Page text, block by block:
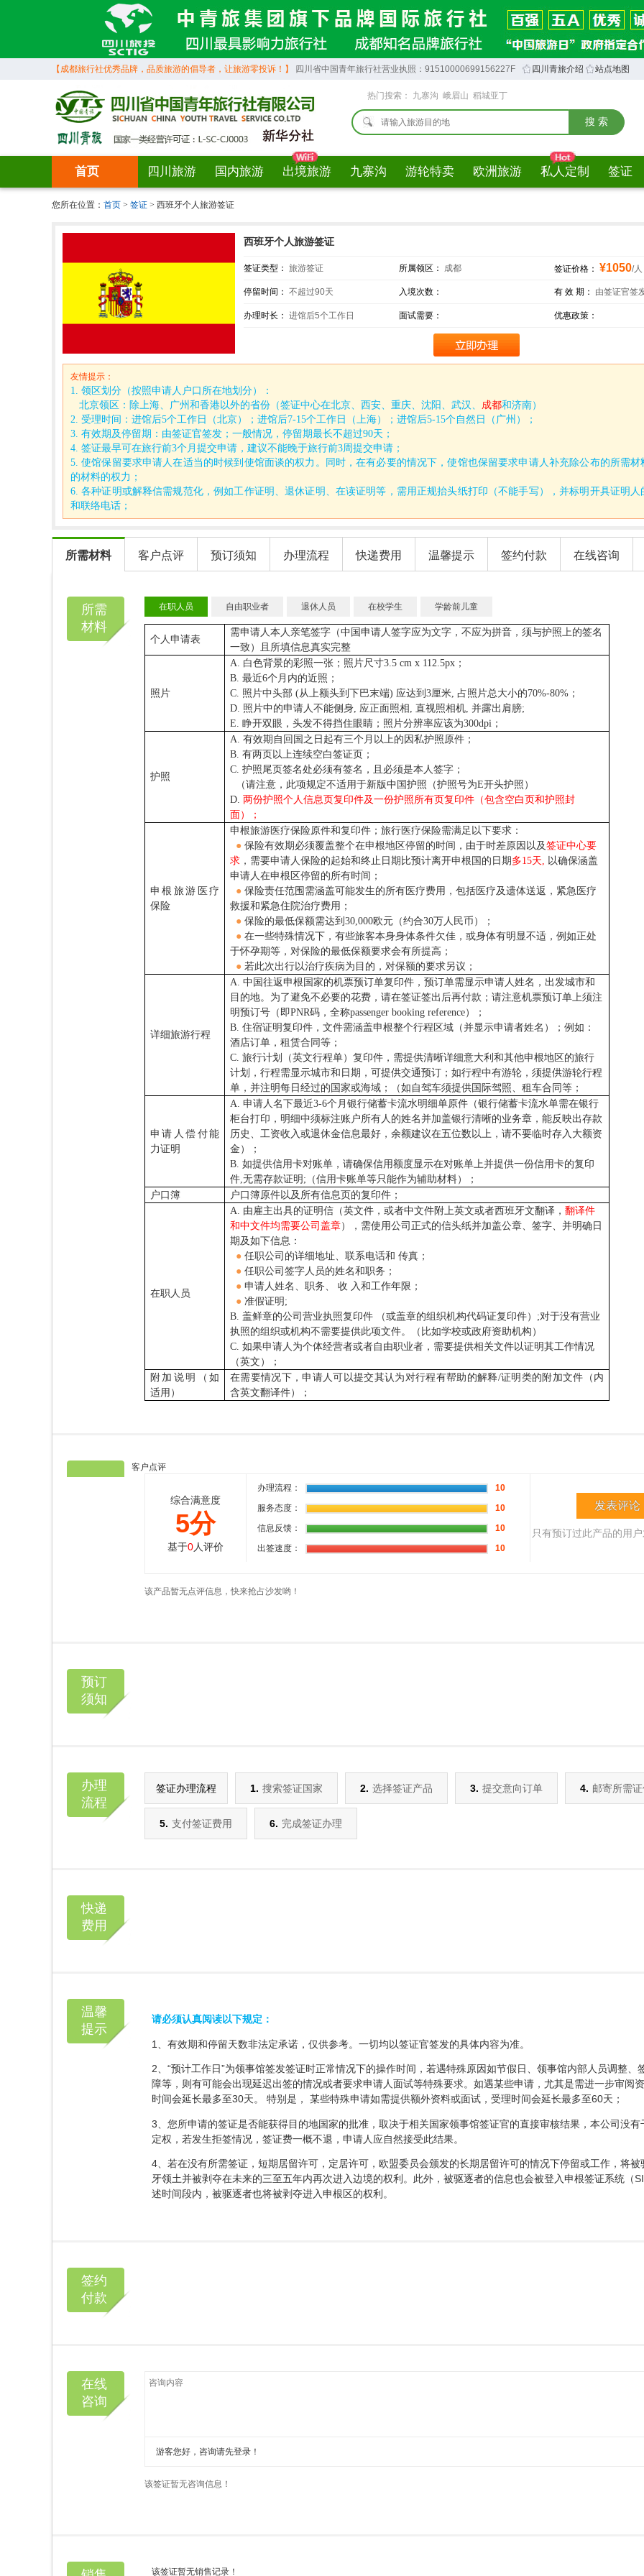
【成都旅行社优秀品牌，品质旅游的倡导者，让旅游零投诉！】 四川省中国青年旅行社营业执照：91510000699156227F 四川青旅介绍 站点地图
热门搜索： 九寨沟 峨眉山 稻城亚丁
首页 四川旅游 国内旅游 出境旅游 九寨沟 游轮特卖 欧洲旅游 私人定制 签证
您所在位置： 首页 > 签证 > 西班牙个人旅游签证
西班牙个人旅游签证
签证类型： 旅游签证 所属领区： 成都 签证价格： ¥1050/人
停留时间： 不超过90天 入境次数： 有 效 期： 由签证官签
办理时长： 进馆后5个工作日 面试需要： 优惠政策：
返¥0
友情提示：
1. 领区划分（按照申请人户口所在地划分）：
北京领区：除上海、广州和香港以外的省份（签证中心在北京、西安、重庆、沈阳、武汉、 成都和济南）
2. 受理时间：进馆后5个工作日（北京）；进馆后7-15个工作日（上海）；进馆后5-15个自然日（广州）；
3. 有效期及停留期：由签证官签发；一般情况，停留期最长不超过90天；
4. 签证最早可在旅行前3个月提交申请，建议不能晚于旅行前3周提交申请；
5. 使馆保留要求申请人在适当的时候到使馆面谈的权力。同时，在有必要的情况下，使馆也保留要求申请人补充除公布的所需材
的材料的权力；
6. 各种证明或解释信需规范化，例如工作证明、退休证明、在读证明等，需用正规抬头纸打印（不能手写），并标明开具证明人
和联络电话；
所需材料 客户点评 预订须知 办理流程 快递费用 温馨提示 签约付款 在线咨询
所需
材料
在职人员 自由职业者 退休人员 在校学生 学龄前儿童
个人申请表
需申请人本人亲笔签字（中国申请人签字应为文字，不应为拼音，须与护照上的签名
一致）且所填信息真实完整
照片
A. 白色背景的彩照一张；照片尺寸3.5 cm x 112.5px；
B. 最近6个月内的近照；
C. 照片中头部 (从上额头到下巴末端) 应达到3厘米, 占照片总大小的70%-80%；
D. 照片中的申请人不能侧身, 应正面照相, 直视照相机, 并露出肩膀;
E. 睁开双眼，头发不得挡住眼睛；照片分辨率应该为300dpi；
护照
A. 有效期自回国之日起有三个月以上的因私护照原件；
B. 有两页以上连续空白签证页；
C. 护照尾页签名处必须有签名，且必须是本人签字；
（请注意，此项规定不适用于新版中国护照（护照号为E开头护照）
D. 两份护照个人信息页复印件及一份护照所有页复印件（包含空白页和护照封
面）；
申根旅游医疗
保险
申根旅游医疗保险原件和复印件；旅行医疗保险需满足以下要求：
● 保险有效期必须覆盖整个在申根地区停留的时间，由于时差原因以及签证中心要
求 ，需要申请人保险的起始和终止日期比预计离开申根国的日期 多15天, 以确保涵盖
申请人在申根区停留的所有时间；
● 保险责任范围需涵盖可能发生的所有医疗费用，包括医疗及遗体送返，紧急医疗
救援和紧急住院治疗费用；
● 保险的最低保额需达到30,000欧元（约合30万人民币）；
● 在一些特殊情况下，有些旅客本身身体条件欠佳，或身体有明显不适，例如正处
于怀孕期等，对保险的最低保额要求会有所提高；
● 若此次出行以治疗疾病为目的，对保额的要求另议；
详细旅游行程
A. 中国往返申根国家的机票预订单复印件，预订单需显示申请人姓名，出发城市和
目的地。为了避免不必要的花费，请在签证签出后再付款；请注意机票预订单上须注
明预订号（即PNR码，全称passenger booking reference）；
B. 住宿证明复印件，文件需涵盖申根整个行程区域（并显示申请者姓名）；例如：
酒店订单，租赁合同等；
C. 旅行计划（英文行程单）复印件，需提供清晰详细意大利和其他申根地区的旅行
计划，行程需显示城市和日期，可提供交通预订；如行程中有游轮，须提供游轮行程
单，并注明每日经过的国家或海域；（如自驾车须提供国际驾照、租车合同等；
申请人偿付能
力证明
A. 申请人名下最近3-6个月银行储蓄卡流水明细单原件（银行储蓄卡流水单需在银行
柜台打印，明细中须标注账户所有人的姓名并加盖银行清晰的业务章，能反映出存款
历史、工资收入或退休金信息最好，余额建议在五位数以上，请不要临时存入大额资
金）；
B. 如提供信用卡对账单，请确保信用额度显示在对账单上并提供一份信用卡的复印
件,无需存款证明;（信用卡账单等只能作为辅助材料）；
户口簿
户口簿原件以及所有信息页的复印件；
在职人员
A. 由雇主出具的证明信（英文件，或者中文件附上英文或者西班牙文翻译， 翻译件
和中文件均需要公司盖章），需使用公司正式的信头纸并加盖公章、签字、并明确日
期及如下信息：
● 任职公司的详细地址、联系电话和 传真；
● 任职公司签字人员的姓名和职务；
● 申请人姓名、职务、 收 入和工作年限；
● 准假证明;
B. 盖鲜章的公司营业执照复印件 （或盖章的组织机构代码证复印件）;对于没有营业
执照的组织或机构不需要提供此项文件。（比如学校或政府资助机构）
C. 如果申请人为个体经营者或者自由职业者，需要提供相关文件以证明其工作情况
（英文）；
附加说明（如
适用）
在需要情况下，申请人可以提交其认为对行程有帮助的解释/证明类的附加文件（内
含英文翻译件）；
客户点评
预订
须知
办理
流程
签证办理流程 1. 搜索签证国家 2. 选择签证产品 3. 提交意向订单 4. 邮寄所需
5. 支付签证费用 6. 完成签证办理
快递
费用
温馨
提示
请必须认真阅读以下规定：
1、有效期和停留天数非法定承诺，仅供参考。一切均以签证官签发的具体内容为准。
2、“预计工作日”为领事馆签发签证时正常情况下的操作时间，若遇特殊原因如节假日、领事馆内部人员调整、
障等，则有可能会出现延迟出签的情况或者要求申请人面试等特殊要求。如遇某些申请，尤其是需进一步审阅
时间会延长最多至30天。 特别是， 某些特殊申请如需提供额外资料或面试，受理时间会延长最多至60天；
3、您所申请的签证是否能获得目的地国家的批准，取决于相关国家领事馆签证官的直接审核结果，本公司没有
定权，若发生拒签情况，签证费一概不退，申请人应自然接受此结果。
4、若在没有所需签证，短期居留许可，定居许可，欧盟委员会颁发的长期居留许可的情况下停留或工作，将被
牙领土并被剥夺在未来的三至五年内再次进入边境的权利。此外，被驱逐者的信息也会被登入申根签证系统（
述时间段内，被驱逐者也将被剥夺进入申根区的权利。
签约
付款
在线
咨询